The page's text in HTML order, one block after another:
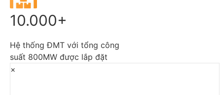
10.000+
Hệ thống ĐMT với tổng công
suất 800MW được lắp đặt
×